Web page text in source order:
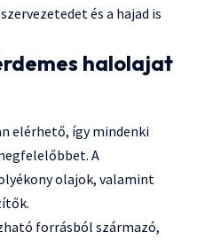
és a hajad is
halolajat
elérhető, így mindenki
A
olajok, valamint
forrásból származó,